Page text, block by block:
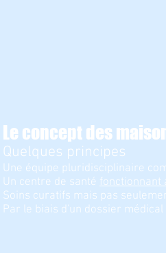
Le concept des
Quelques principes
Une équipe pluridisciplinaire
Un centre de santé fonctionnant
Soins curatifs mais pas
Par le biais d'un dossier